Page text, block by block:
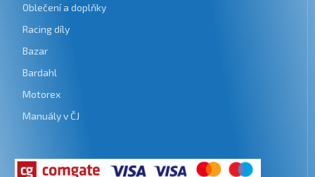
Oblečení a doplňky
Racing díly
Bazar
Bardahl
Motorex
Manuály v ČJ